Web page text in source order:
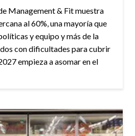
Management & Fit muestra
al 60%, una mayoría que
y equipo y más de la
con dificultades para cubrir
empieza a asomar en el